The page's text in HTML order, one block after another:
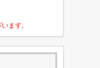
ます。